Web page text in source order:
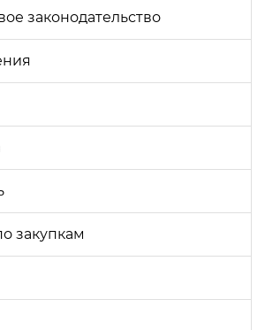
законодательство
закупкам